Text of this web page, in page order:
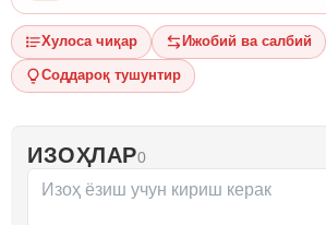
Хулоса чиқар Ижобий ва салбий
Соддароқ тушунтир
ИЗОҲЛАР0